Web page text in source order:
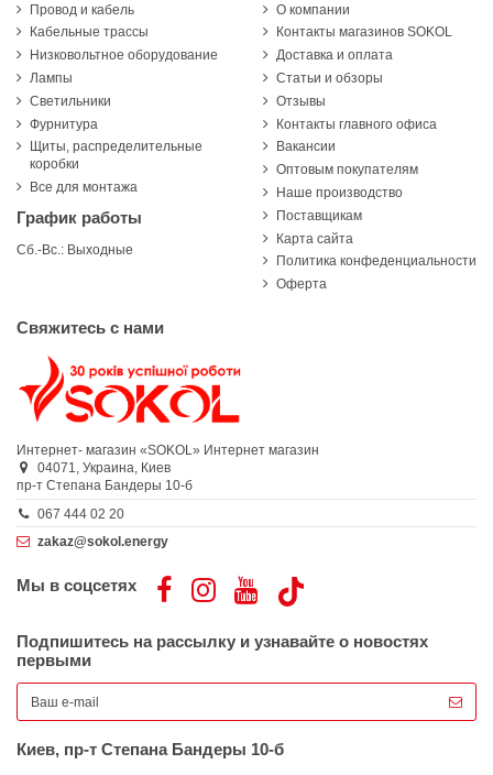
Провод и кабель
Кабельные трассы
Низковольтное оборудование
Лампы
Светильники
Фурнитура
Щиты, распределительные
коробки
Все для монтажа
График работы
Сб.-Вс.: Выходные
О компании
Контакты магазинов SOKOL
Доставка и оплата
Статьи и обзоры
Отзывы
Контакты главного офиса
Вакансии
Оптовым покупателям
Наше производство
Поставщикам
Карта сайта
Политика конфеденциальности
Оферта
Свяжитесь с нами
Интернет- магазин «SOKOL» Интернет магазин
04071, Украина, Киев
пр-т Степана Бандеры 10-б
067 444 02 20
zakaz@sokol.energy
Мы в соцсетях
Подпишитесь на рассылку и узнавайте о новостях
первыми
Киев, пр-т Степана Бандеры 10-б